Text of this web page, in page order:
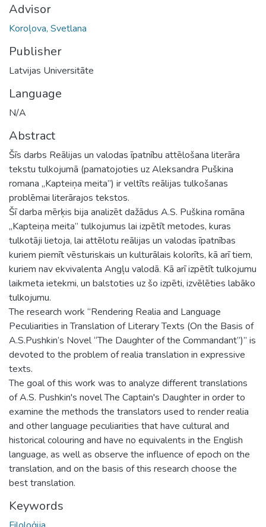
Advisor
Koroļova, Svetlana
Publisher
Latvijas Universitāte
Language
N/A
Abstract
Šīs darbs Reālijas un valodas īpatnību attēlošana literāra
tekstu tulkojumā (pamatojoties uz Aleksandra Puškina
romana „Kapteiņa meita”) ir veltīts reālijas tulkošanas
problēmai literārajos tekstos.
Šī darba mērķis bija analizēt dažādus A.S. Puškina romāna
„Kapteiņa meita” tulkojumus lai izpētīt metodes, kuras
tulkotāji lietoja, lai attēlotu reālijas un valodas īpatnības
kuriem piemīt vēsturiskais un kulturālais kolorīts, kā arī tiem,
kuriem nav ekvivalenta Angļu valodā. Kā arī izpētīt tulkojumu
laikmeta ietekmi, un balstoties uz šo izpēti, izvēlēties labāko
tulkojumu.
The research work “Rendering Realia and Language
Peculiarities in Translation of Literary Texts (On the Basis of
A.S.Pushkin’s Novel “The Daughter of the Commandant”)” is
devoted to the problem of realia translation in expressive
texts.
The goal of this work was to analyze different translations
of A.S. Pushkin's novel The Captain's Daughter in order to
examine the methods the translators used to render realia
and other language peculiarities that have cultural and
historical colouring and have no equivalents in the English
language, as well as observe the influence of epoch on the
translation, and on the basis of this research choose the
best translation.
Keywords